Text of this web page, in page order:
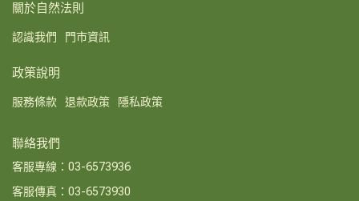
關於自然法則
認識我們 門市資訊
政策說明
服務條款 退款政策 隱私政策
聯絡我們
客服專線：03-6573936
客服傳真：03-6573930